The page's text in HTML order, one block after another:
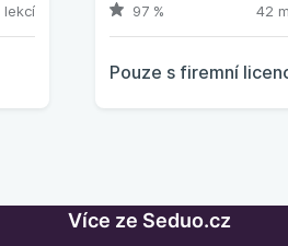
lekcí 97 % 42
Pouze s firemní
Více ze Seduo.cz